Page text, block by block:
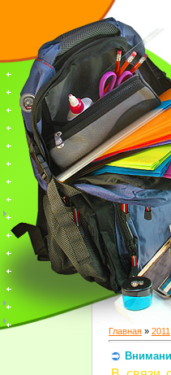
Главная » 2011